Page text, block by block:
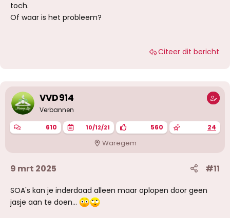
toch.
Of waar is het probleem?
Citeer dit bericht
VVD914
Verbannen
610 10/12/21 560 24
Waregem
9 mrt 2025 #11
SOA's kan je inderdaad alleen maar oplopen door geen
jasje aan te doen...